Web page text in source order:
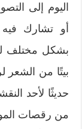
اليوم إلى
أو تشارك
بشكل مختلف
بيتًا من الشعر
حديثًا لأحد
من رقصات